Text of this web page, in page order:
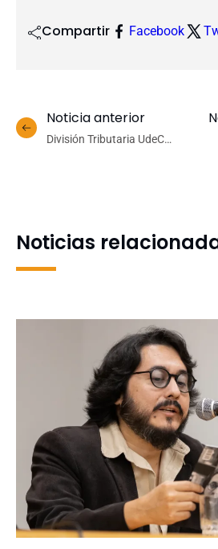
Compartir Facebook
Noticia anterior
División Tributaria UdeC
Noticias